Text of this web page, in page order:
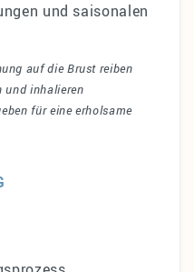
und saisonalen
auf die Brust reiben
und inhalieren
für eine erholsame